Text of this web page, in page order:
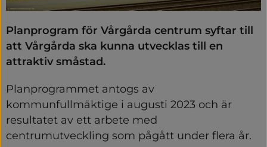
Planprogram för Vårgårda centrum syftar till
att Vårgårda ska kunna utvecklas till en
attraktiv småstad.
Planprogrammet antogs av
kommunfullmäktige i augusti 2023 och är
resultatet av ett arbete med
centrumutveckling som pågått under flera år.